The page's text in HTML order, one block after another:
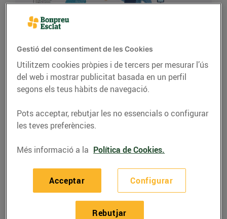
ACTUALITAT
Bonpreu i Esclat, la
millor cadena de
supermercats de 2018
07/de febrer/2019
L’Organització de Consumidors i Usuaris (OCU) ha
publicat aquesta setmana els resultats de
l’enquesta de satisfacció dels usuaris amb les
Gestió del consentiment de les Cookies
Utilitzem cookies pròpies i de tercers per mesurar l’ús
del web i mostrar publicitat basada en un perfil
segons els teus hàbits de navegació.
Pots acceptar, rebutjar les no essencials o configurar
les teves preferències.
Més informació a la Política de Cookies.
Configurar
Rebutjar
Acceptar